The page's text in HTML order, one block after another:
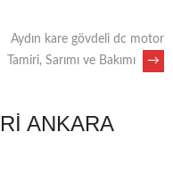
Aydın kare gövdeli dc motor
Tamiri, Sarımı ve Bakımı
→
ANKARA